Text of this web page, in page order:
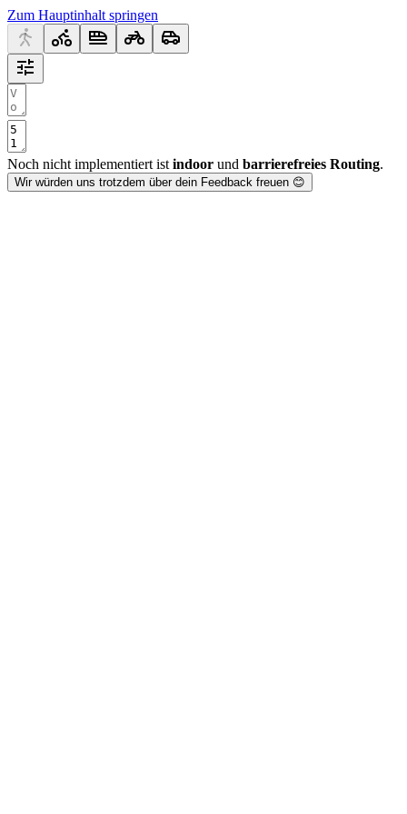
Zum Hauptinhalt springen
Noch nicht implementiert ist indoor und barrierefreies Routing.
Wir würden uns trotzdem über dein Feedback freuen 😊